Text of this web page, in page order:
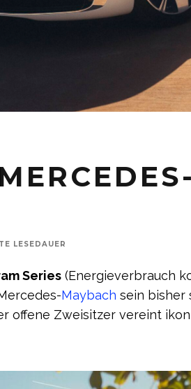
LESEDAUER
Series (Energieverbrauch
Maybach sein bisher
offene Zweisitzer vereint